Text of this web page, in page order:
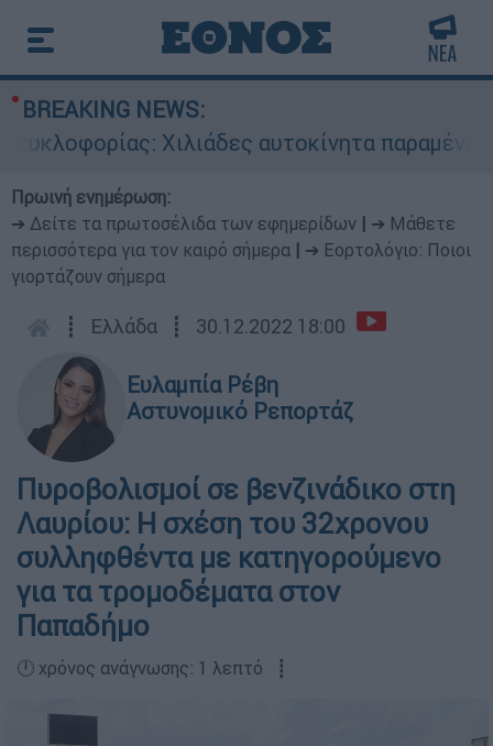
BREAKING NEWS:
Χιλιάδες αυτοκίνητα παραμένουν
Πρωινή ενημέρωση:
➔ Δείτε τα πρωτοσέλιδα των εφημερίδων
➔ Μάθετε
περισσότερα για τον καιρό σήμερα
➔ Εορτολόγιο: Ποιοι
γιορτάζουν σήμερα
┋ Ελλάδα ┋ 30.12.2022 18:00
Ευλαμπία Ρέβη
Αστυνομικό Ρεπορτάζ
Πυροβολισμοί σε βενζινάδικο στη
Λαυρίου: Η σχέση του 32χρονου
συλληφθέντα με κατηγορούμενο
για τα τρομοδέματα στον
Παπαδήμο
🕛 χρόνος ανάγνωσης: 1 λεπτό ┋